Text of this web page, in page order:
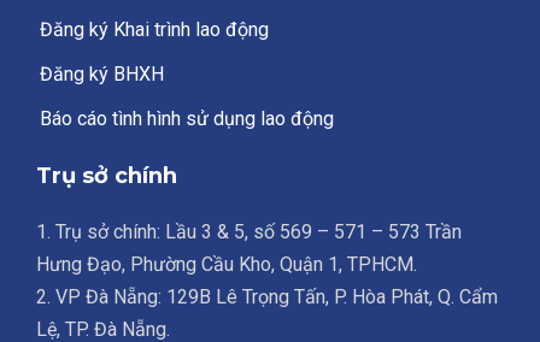
Đăng ký Khai trình lao động
Đăng ký BHXH
Báo cáo tình hình sử dụng lao động
Trụ sở chính
1. Trụ sở chính: Lầu 3 & 5, số 569 – 571 – 573 Trần
Hưng Đạo, Phường Cầu Kho, Quận 1, TPHCM.
2. VP Đà Nẵng: 129B Lê Trọng Tấn, P. Hòa Phát, Q. Cẩm
Lệ, TP. Đà Nẵng.